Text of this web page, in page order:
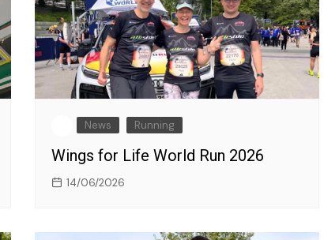
News Running
Wings for Life World Run 2026
14/06/2026